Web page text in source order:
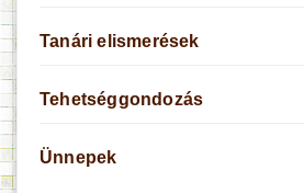
Tanári elismerések
Tehetséggondozás
Ünnepek